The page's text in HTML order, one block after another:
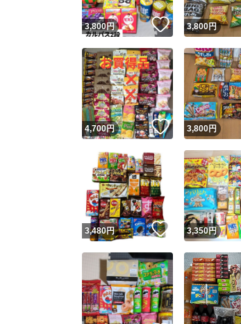
3,800円 いいね！
3,800円
4,700円 いいね！
3,800円
3,480円 いいね！
3,350円